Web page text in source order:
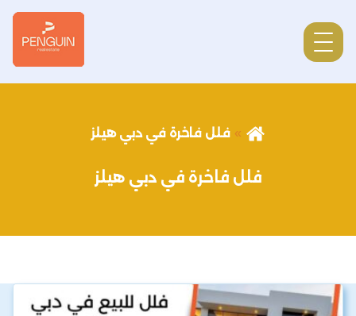
فلل فاخرة في دبي هيلز
فلل فاخرة في دبي هيلز